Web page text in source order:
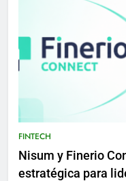
FINTECH
Nisum y Finerio
estratégica para